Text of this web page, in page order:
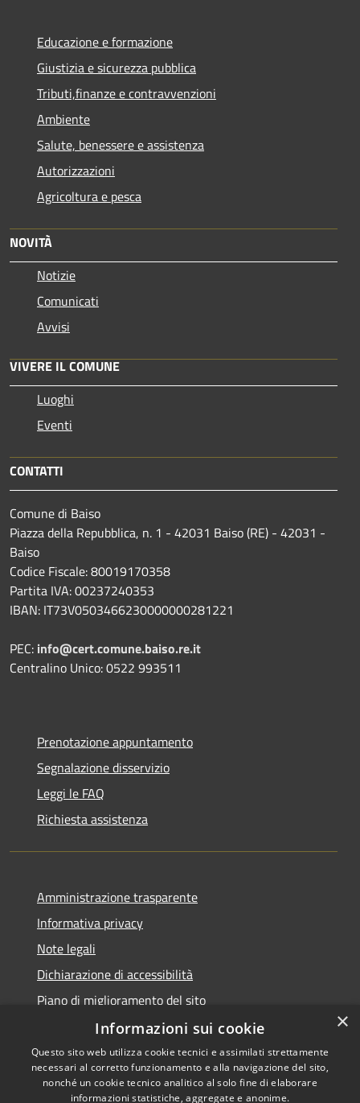
Educazione e formazione
Giustizia e sicurezza pubblica
Tributi,finanze e contravvenzioni
Ambiente
Salute, benessere e assistenza
Autorizzazioni
Agricoltura e pesca
NOVITÀ
Notizie
Comunicati
Avvisi
VIVERE IL COMUNE
Luoghi
Eventi
CONTATTI
Comune di Baiso
Piazza della Repubblica, n. 1 - 42031 Baiso (RE) - 42031 -
Baiso
Codice Fiscale: 80019170358
Partita IVA: 00237240353
IBAN: IT73V0503466230000000281221
PEC: info@cert.comune.baiso.re.it
Centralino Unico: 0522 993511
Prenotazione appuntamento
Segnalazione disservizio
Leggi le FAQ
Richiesta assistenza
Amministrazione trasparente
Informativa privacy
Note legali
Dichiarazione di accessibilità
Piano di miglioramento del sito
Copyright © 2026 • Comune di
×
Informazioni sui cookie
Questo sito web utilizza cookie tecnici e assimilati strettamente
necessari al corretto funzionamento e alla navigazione del sito,
nonché un cookie tecnico analitico al solo fine di elaborare
informazioni statistiche, aggregate e anonime.